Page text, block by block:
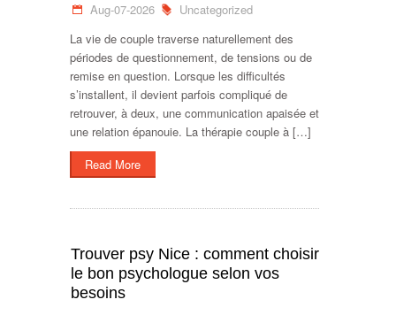
Aug-07-2026
Uncategorized
La vie de couple traverse naturellement des
périodes de questionnement, de tensions ou de
remise en question. Lorsque les difficultés
s’installent, il devient parfois compliqué de
retrouver, à deux, une communication apaisée et
une relation épanouie. La thérapie couple à […]
Read More
Trouver psy Nice : comment choisir
le bon psychologue selon vos
besoins